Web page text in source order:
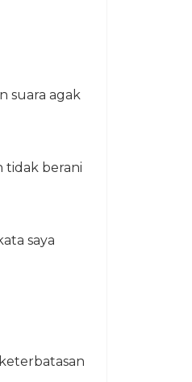
suara agak
tidak berani
saya